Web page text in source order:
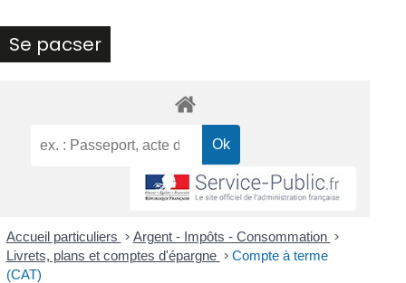
Se pacser
Accueil particuliers > Argent - Impôts - Consommation >
Livrets, plans et comptes d'épargne > Compte à terme
(CAT)